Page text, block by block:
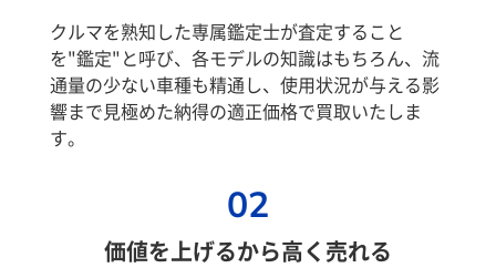
クルマを熟知した専属鑑定士が査定すること
を"鑑定"と呼び、各モデルの知識はもちろん、流
通量の少ない車種も精通し、使用状況が与える影
響まで見極めた納得の適正価格で買取いたしま
す。
02
価値を上げるから高く売れる